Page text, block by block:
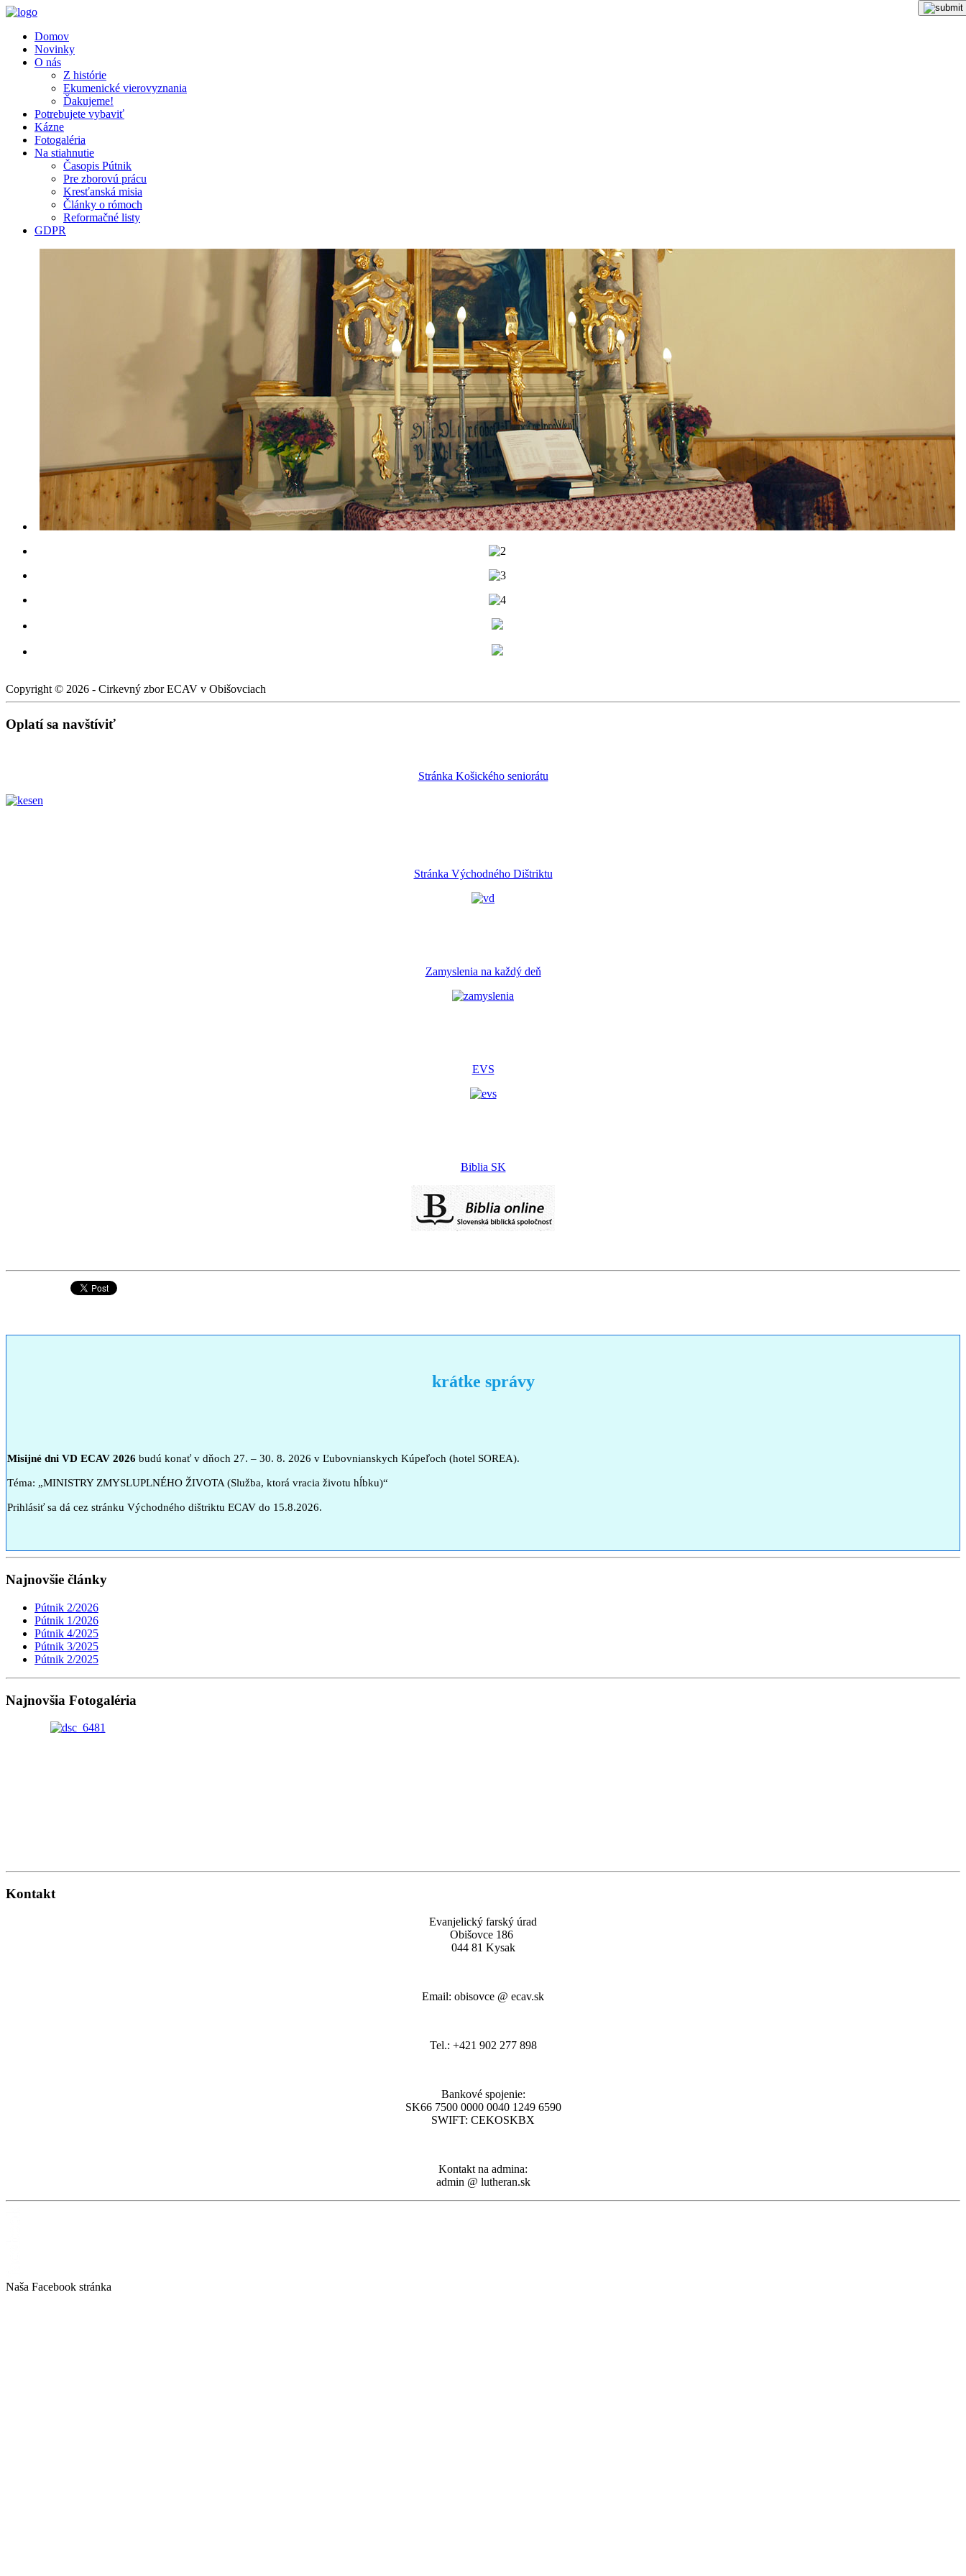
Domov
Novinky
O nás
Z histórie
Ekumenické vierovyznania
Ďakujeme!
Potrebujete vybaviť
Kázne
Fotogaléria
Na stiahnutie
Časopis Pútnik
Pre zborovú prácu
Kresťanská misia
Články o rómoch
Reformačné listy
GDPR
Copyright © 2026 - Cirkevný zbor ECAV v Obišovciach
Oplatí sa navštíviť
Stránka Košického seniorátu
Stránka Východného Dištriktu
Zamyslenia na každý deň
EVS
Biblia SK
krátke správy
Misijné dni VD ECAV 2026 budú konať v dňoch 27. – 30. 8. 2026 v Ľubovnianskych Kúpeľoch (hotel SOREA).
Téma: „MINISTRY ZMYSLUPLNÉHO ŽIVOTA (Služba, ktorá vracia životu hĺbku)“
Prihlásiť sa dá cez stránku Východného dištriktu ECAV do 15.8.2026.
Najnovšie články
Pútnik 2/2026
Pútnik 1/2026
Pútnik 4/2025
Pútnik 3/2025
Pútnik 2/2025
Najnovšia Fotogaléria
Kontakt
Evanjelický farský úrad
Obišovce 186
044 81 Kysak
Email: obisovce @ ecav.sk
Tel.: +421 902 277 898
Bankové spojenie:
SK66 7500 0000 0040 1249 6590
SWIFT: CEKOSKBX
Kontakt na admina:
admin @ lutheran.sk
Naša Facebook stránka